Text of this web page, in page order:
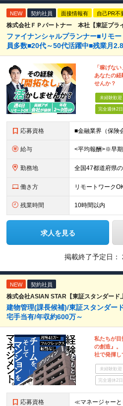
NEW 契約社員 面接情報有 自己PR不
株式会社ＦＰパートナー 本社【東証プラ
ファイナンシャルプランナー■リモ
員多数■20代～50代活躍中■残業月
「稼げな
あなたの
せんか？
未経験歓迎
完全週休2日
応募資格
給与
勤務地
働き方 リモートワーク
残業時間 10時間以内
求人を見る
掲載終了予定日：
NEW 契約社員
株式会社ASIAN STAR【東証スタンダード
建物管理(課長候補)/東証スタンダー
宅手当有/年収約600万～
私たちが
の創造』。
社で発揮し
未経験歓迎
完全週休2日
応募資格